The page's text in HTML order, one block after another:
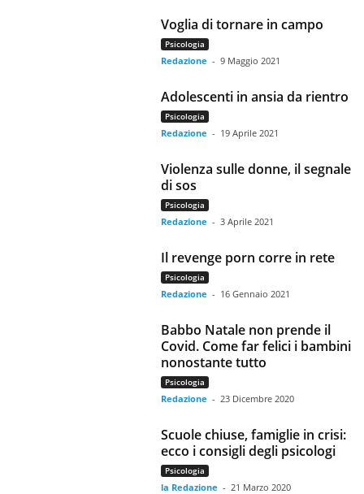
Voglia di tornare in campo
Psicologia
Redazione - 9 Maggio 2021
Adolescenti in ansia da rientro
Psicologia
Redazione - 19 Aprile 2021
Violenza sulle donne, il segnale
di sos
Psicologia
Redazione - 3 Aprile 2021
Il revenge porn corre in rete
Psicologia
Redazione - 16 Gennaio 2021
Babbo Natale non prende il
Covid. Come far felici i bambini
nonostante tutto
Psicologia
Redazione - 23 Dicembre 2020
Scuole chiuse, famiglie in crisi:
ecco i consigli degli psicologi
Psicologia
la Redazione - 21 Marzo 2020